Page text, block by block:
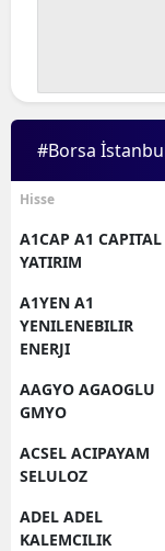
#Borsa
Hisse
A1CAP A1 CAPITAL
YATIRIM
A1YEN A1
YENILENEBILIR
ENERJI
AAGYO AGAOGLU
GMYO
ACSEL ACIPAYAM
SELULOZ
ADEL ADEL
KALEMCILIK